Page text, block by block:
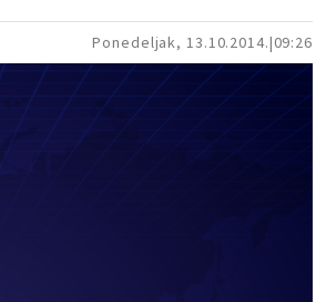
Ponedeljak, 13.10.2014. 09:26